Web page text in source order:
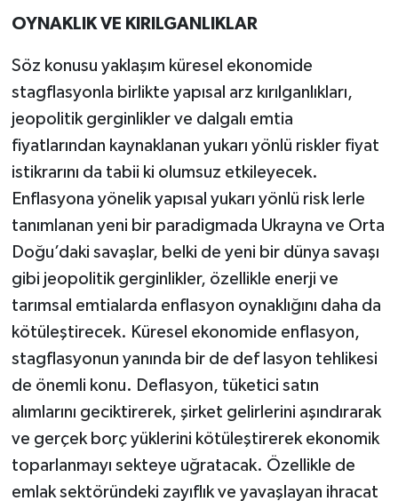
OYNAKLIK VE KIRILGANLIKLAR
Söz konusu yaklaşım küresel ekonomide
stagflasyonla birlikte yapısal arz kırılganlıkları,
jeopolitik gerginlikler ve dalgalı emtia
fiyatlarından kaynaklanan yukarı yönlü riskler fiyat
istikrarını da tabii ki olumsuz etkileyecek.
Enflasyona yönelik yapısal yukarı yönlü risk lerle
tanımlanan yeni bir paradigmada Ukrayna ve Orta
Doğu’daki savaşlar, belki de yeni bir dünya savaşı
gibi jeopolitik gerginlikler, özellikle enerji ve
tarımsal emtialarda enflasyon oynaklığını daha da
kötüleştirecek. Küresel ekonomide enflasyon,
stagflasyonun yanında bir de def lasyon tehlikesi
de önemli konu. Deflasyon, tüketici satın
alımlarını geciktirerek, şirket gelirlerini aşındırarak
ve gerçek borç yüklerini kötüleştirerek ekonomik
toparlanmayı sekteye uğratacak. Özellikle de
emlak sektöründeki zayıflık ve yavaşlayan ihracat